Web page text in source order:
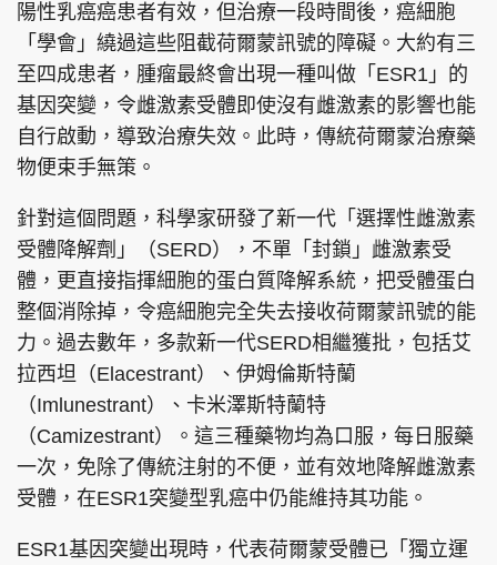
頭條日報 星島環球 The Standard
親子王 Oh!爸媽 JobMarket
頭條搵工 EDUPLUS
關於我們
聯絡我們
隱私政策聲明
使用條款
版權及免責聲明
©Eastweek.com.hk. All rights reserved.
陽性乳癌癌患者有效，但治療一段時間後，癌細胞
「學會」繞過這些阻截荷爾蒙訊號的障礙。大約有三
至四成患者，腫瘤最終會出現一種叫做「ESR1」的
基因突變，令雌激素受體即使沒有雌激素的影響也能
自行啟動，導致治療失效。此時，傳統荷爾蒙治療藥
物便束手無策。
針對這個問題，科學家研發了新一代「選擇性雌激素
受體降解劑」（SERD），不單「封鎖」雌激素受
體，更直接指揮細胞的蛋白質降解系統，把受體蛋白
整個消除掉，令癌細胞完全失去接收荷爾蒙訊號的能
力。過去數年，多款新一代SERD相繼獲批，包括艾
拉西坦（Elacestrant）、伊姆倫斯特蘭
（Imlunestrant）、卡米澤斯特蘭特
（Camizestrant）。這三種藥物均為口服，每日服藥
一次，免除了傳統注射的不便，並有效地降解雌激素
受體，在ESR1突變型乳癌中仍能維持其功能。
ESR1基因突變出現時，代表荷爾蒙受體已「獨立運